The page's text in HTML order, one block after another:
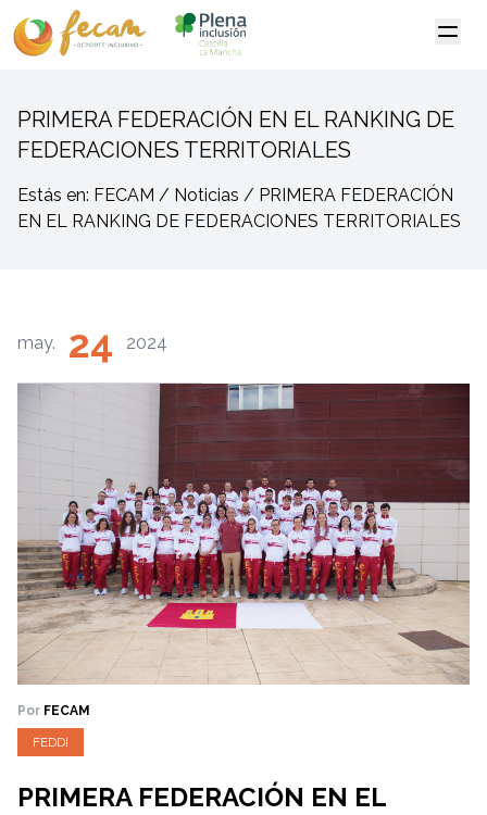
PRIMERA FEDERACIÓN EN EL RANKING DE
FEDERACIONES TERRITORIALES
Estás en: FECAM / Noticias / PRIMERA FEDERACIÓN
EN EL RANKING DE FEDERACIONES TERRITORIALES
may. 24 2024
Por FECAM
FEDDI
PRIMERA FEDERACIÓN EN EL